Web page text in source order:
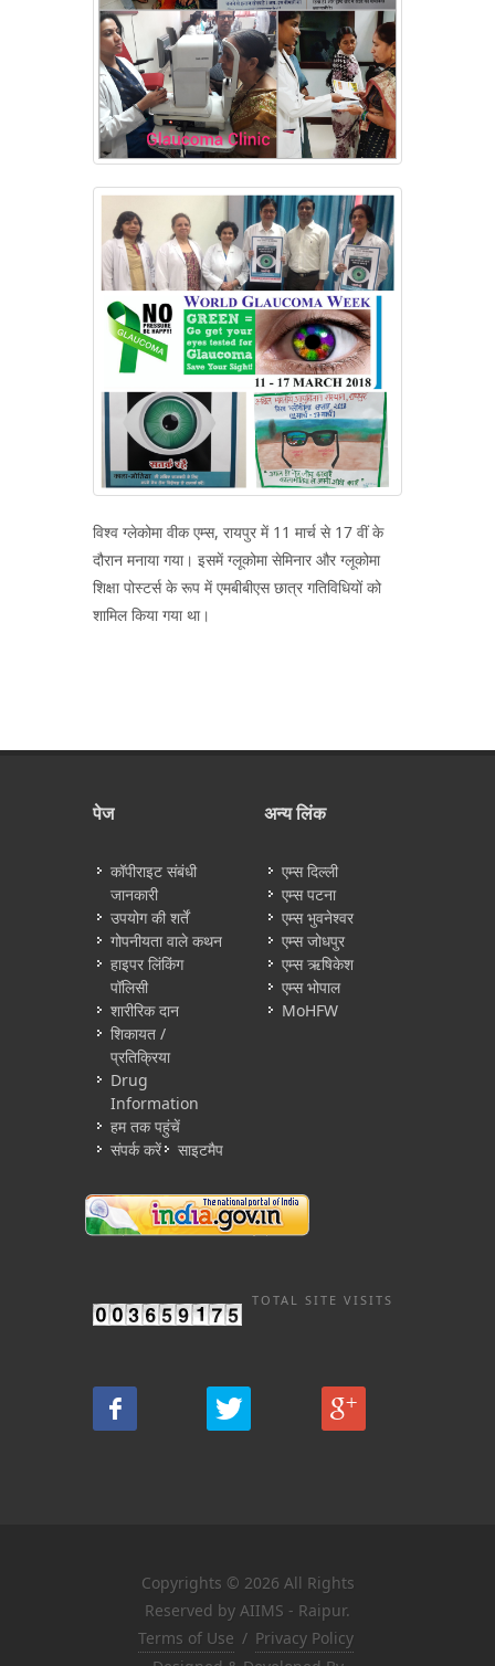
विश्व ग्लेकोमा वीक एम्स, रायपुर में 11 मार्च से 17 वीं के
दौरान मनाया गया। इसमें ग्लूकोमा सेमिनार और ग्लूकोमा
शिक्षा पोस्टर्स के रूप में एमबीबीएस छात्र गतिविधियों को
शामिल किया गया था।
पेज
कॉपीराइट संबंधी
जानकारी
उपयोग की शर्तें
गोपनीयता वाले कथन
हाइपर लिंकिंग
पॉलिसी
शारीरिक दान
शिकायत /
प्रतिक्रिया
Drug
Information
हम तक पहुंचें
संपर्क करें
साइटमैप
अन्य लिंक
एम्स दिल्ली
एम्स पटना
एम्स भुवनेश्वर
एम्स जोधपुर
एम्स ऋषिकेश
एम्स भोपाल
MoHFW
TOTAL SITE VISITS
Copyrights © 2026 All Rights
Reserved by AIIMS - Raipur.
Terms of Use / Privacy Policy